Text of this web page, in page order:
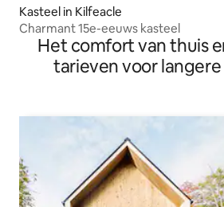
Kasteel in Kilfeacle
Charmant 15e-eeuws kasteel
Het comfort van thuis
tarieven voor